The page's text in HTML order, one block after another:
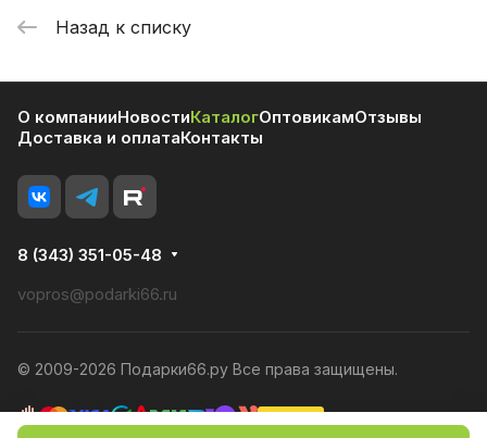
Назад к списку
О компанииНовостиКаталогОптовикамОтзывы
Доставка и оплатаКонтакты
8 (343) 351-05-48
vopros@podarki66.ru
© 2009-2026 Подарки66.ру Все права защищены.